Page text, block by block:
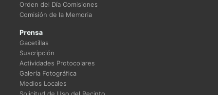
Orden del Día Comisiones
Comisión de la Memoria
Prensa
Gacetillas
Suscripción
Actividades Protocolares
Galería Fotográfica
Medios Locales